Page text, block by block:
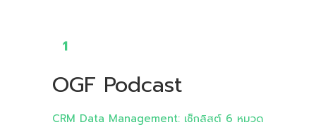
1
OGF Podcast
CRM Data Management: เช็กลิสต์ 6 หมวด